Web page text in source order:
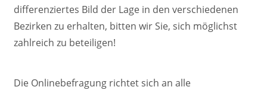
differenziertes Bild der Lage in den verschiedenen
Bezirken zu erhalten, bitten wir Sie, sich möglichst
zahlreich zu beteiligen!
Die Onlinebefragung richtet sich an alle